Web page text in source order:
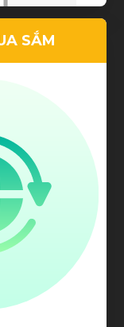
tình
SẮM